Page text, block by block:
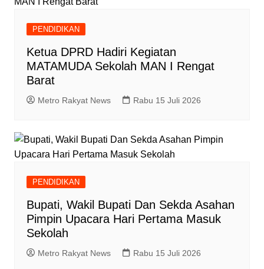
PENDIDIKAN
Ketua DPRD Hadiri Kegiatan
MATAMUDA Sekolah MAN I Rengat
Barat
Metro Rakyat News Rabu 15 Juli 2026
PENDIDIKAN
Bupati, Wakil Bupati Dan Sekda Asahan
Pimpin Upacara Hari Pertama Masuk
Sekolah
Metro Rakyat News Rabu 15 Juli 2026